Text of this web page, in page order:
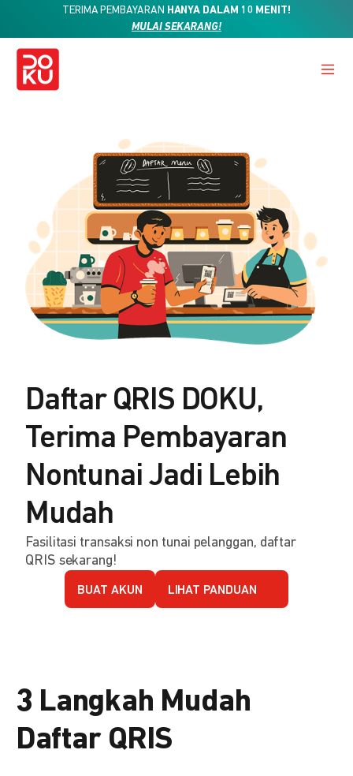
TERIMA PEMBAYARAN HANYA DALAM 10 MENIT!
MULAI SEKARANG!
Daftar QRIS DOKU,
Terima Pembayaran
Nontunai Jadi Lebih
Mudah
Fasilitasi transaksi non tunai pelanggan, daftar
QRIS sekarang!
BUAT AKUN LIHAT PANDUAN
3 Langkah Mudah
Daftar QRIS